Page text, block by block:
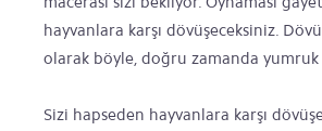
hayvanlara karşı dövüşeceksiniz.
olarak böyle, doğru zamanda
Sizi hapseden hayvanlara karşı